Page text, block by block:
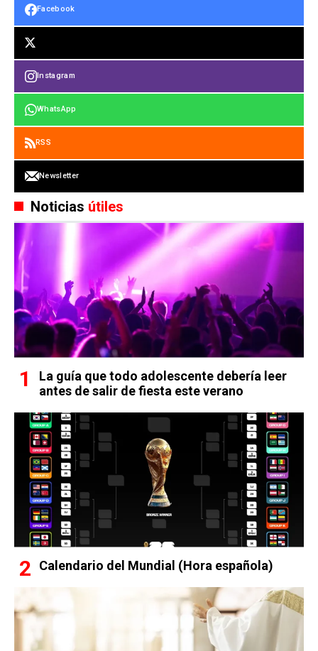
Facebook
Instagram
WhatsApp
RSS
Newsletter
Noticias útiles
La guía que todo adolescente debería leer
antes de salir de fiesta este verano
Calendario del Mundial (Hora española)